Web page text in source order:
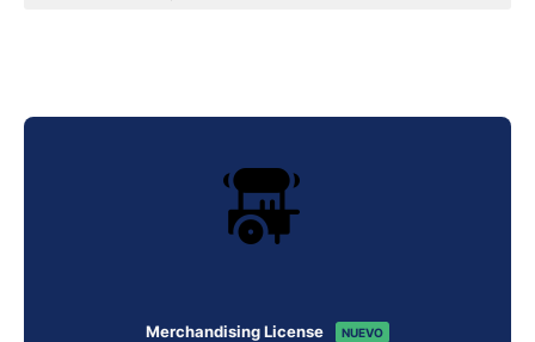
Merchandising License NUEVO